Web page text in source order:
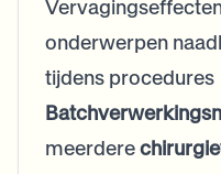
onderwerpen
tijdens procedures
meerdere